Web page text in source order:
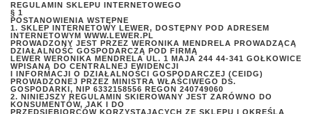
ZAMÓWIENIE
REGULAMIN SKLEPU INTERNETOWEGO
§ 1
POSTANOWIENIA WSTĘPNE
1. SKLEP INTERNETOWY LEWER, DOSTĘPNY POD ADRESEM
INTERNETOWYM WWW.LEWER.PL
PROWADZONY JEST PRZEZ WERONIKA MENDRELA PROWADZĄCĄ
DZIAŁALNOŚĆ GOSPODARCZĄ POD FIRMĄ
LEWER WERONIKA MENDRELA UL. 1 MAJA 244 44-341 GOŁKOWICE
WPISANĄ DO CENTRALNEJ EWIDENCJI
I INFORMACJI O DZIAŁALNOŚCI GOSPODARCZEJ (CEIDG)
PROWADZONEJ PRZEZ MINISTRA WŁAŚCIWEGO DS.
GOSPODARKI, NIP 6332158556 REGON 240749060
2. NINIEJSZY REGULAMIN SKIEROWANY JEST ZARÓWNO DO
KONSUMENTÓW, JAK I DO
PRZEDSIĘBIORCÓW KORZYSTAJĄCYCH ZE SKLEPU I OKREŚLA